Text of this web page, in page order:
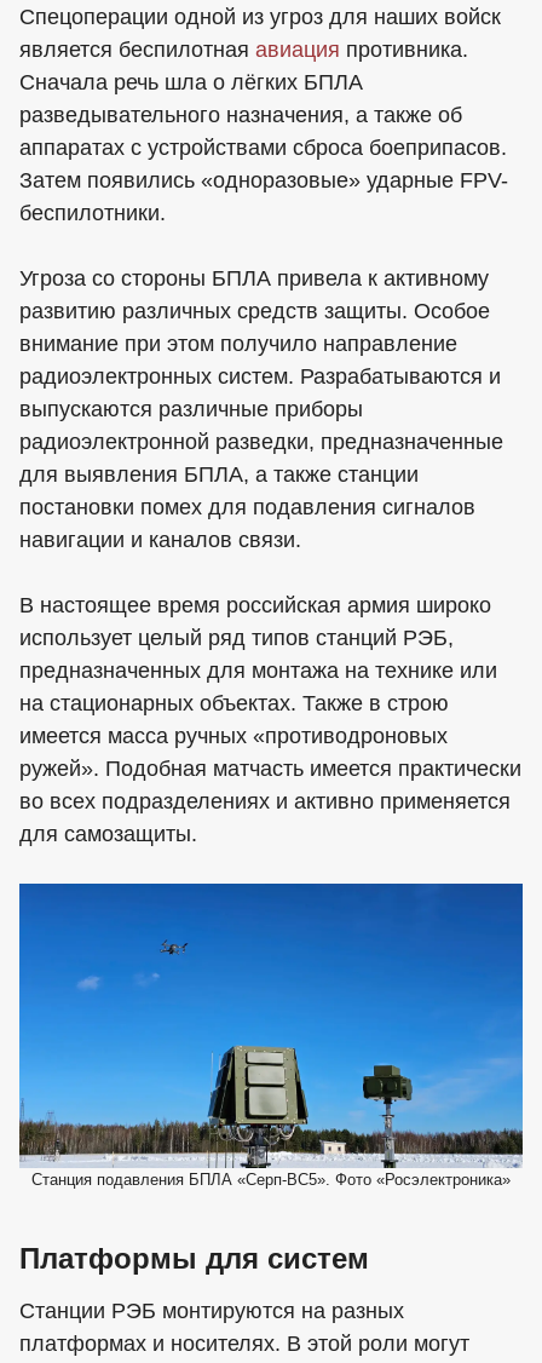
Спецоперации одной из угроз для наших войск
является беспилотная авиация противника.
Сначала речь шла о лёгких БПЛА
разведывательного назначения, а также об
аппаратах с устройствами сброса боеприпасов.
Затем появились «одноразовые» ударные FPV-
беспилотники.
Угроза со стороны БПЛА привела к активному
развитию различных средств защиты. Особое
внимание при этом получило направление
радиоэлектронных систем. Разрабатываются и
выпускаются различные приборы
радиоэлектронной разведки, предназначенные
для выявления БПЛА, а также станции
постановки помех для подавления сигналов
навигации и каналов связи.
В настоящее время российская армия широко
использует целый ряд типов станций РЭБ,
предназначенных для монтажа на технике или
на стационарных объектах. Также в строю
имеется масса ручных «противодроновых
ружей». Подобная матчасть имеется практически
во всех подразделениях и активно применяется
для самозащиты.
Станция подавления БПЛА «Серп-ВС5». Фото «Росэлектроника»
Платформы для систем
Станции РЭБ монтируются на разных
платформах и носителях. В этой роли могут